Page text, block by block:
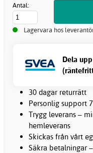
Antal:
Lagervara hos
Dela
30 dagar returrätt
Personlig support
Trygg leverans –
hemleverans
Skickas från vårt
Säkra betalningar